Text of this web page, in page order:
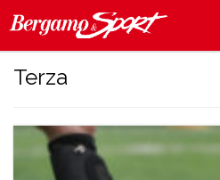
Terza